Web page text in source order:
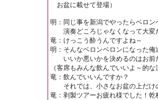
お盆に載せて登場）
明：同じ事を新潟でやったらベロン
演奏どころじゃなくなって大変
竜：けっこう酔うんですよね～
明：そんなベロンベロンになった
いいか悪いかを決めるのはお前
（客席もみんな飲んでいいよ～的な
竜：飲んでいいんですか？
それでは、小さなお盆の上だけ
竜：剥製ツアーお疲れ様でした！乾